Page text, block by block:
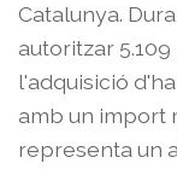
Catalunya.
autoritzar
l'adquisició
amb un import
representa un